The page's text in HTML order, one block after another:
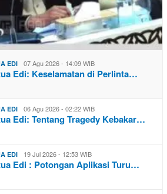
EDI 07 Agu 2026 - 14:09 WIB
Edi: Keselamatan di Perlinta…
EDI 06 Agu 2026 - 02:22 WIB
Edi: Tentang Tragedy Kebakar…
EDI 19 Jul 2026 - 12:53 WIB
Edi : Potongan Aplikasi Turu…